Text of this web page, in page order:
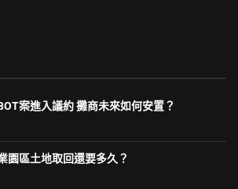
案進入議約 攤商未來如何安置？
園區土地取回還要多久？